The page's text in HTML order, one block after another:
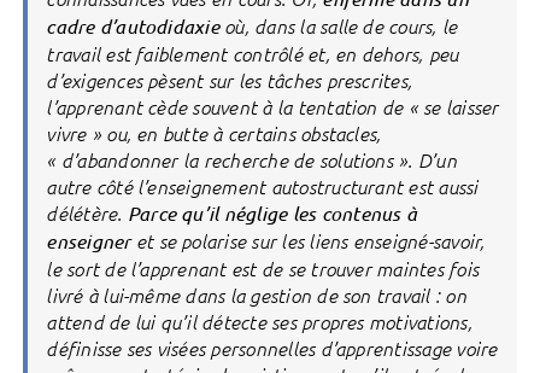
cadre d’autodidaxieoù, dans la salle de cours, le
travail est faiblement contrôlé et, en dehors, peu
d’exigences pèsent sur les tâches prescrites,
l’apprenant cède souvent à la tentation de « se laisser
vivre » ou, en butte à certains obstacles,
« d’abandonner la recherche de solutions ». D’un
autre côté l’enseignement autostructurant est aussi
délétère. Parce qu’il néglige les contenus à
enseigneret se polarise sur les liens enseigné-savoir,
le sort de l’apprenant est de se trouver maintes fois
livré à lui-même dans la gestion de son travail : on
attend de lui qu’il détecte ses propres motivations,
définisse ses visées personnelles d’apprentissage voire